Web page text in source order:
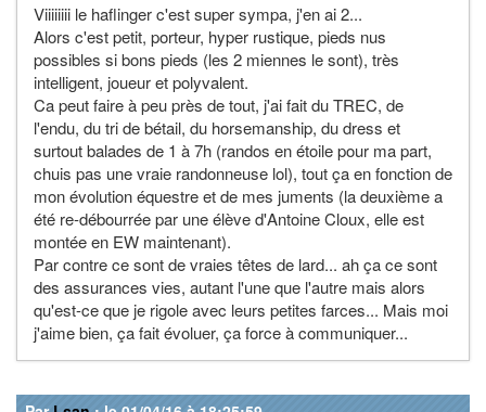
Viiiiiiii le haflinger c'est super sympa, j'en ai 2...
Alors c'est petit, porteur, hyper rustique, pieds nus
possibles si bons pieds (les 2 miennes le sont), très
intelligent, joueur et polyvalent.
Ca peut faire à peu près de tout, j'ai fait du TREC, de
l'endu, du tri de bétail, du horsemanship, du dress et
surtout balades de 1 à 7h (randos en étoile pour ma part,
chuis pas une vraie randonneuse lol), tout ça en fonction de
mon évolution équestre et de mes juments (la deuxième a
été re-débourrée par une élève d'Antoine Cloux, elle est
montée en EW maintenant).
Par contre ce sont de vraies têtes de lard... ah ça ce sont
des assurances vies, autant l'une que l'autre mais alors
qu'est-ce que je rigole avec leurs petites farces... Mais moi
j'aime bien, ça fait évoluer, ça force à communiquer...